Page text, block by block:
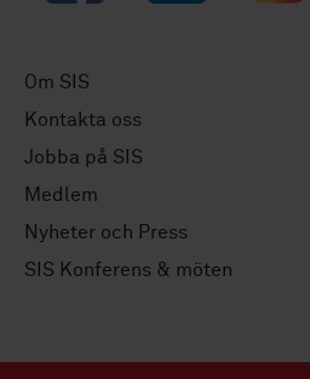
Om SIS
Kontakta oss
Jobba på SIS
Medlem
Nyheter och Press
SIS Konferens & möten